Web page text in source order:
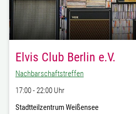
Elvis Club Berlin e.V.
Nachbarschaftstreffen
17:00 - 22:00 Uhr
Stadtteilzentrum Weißensee